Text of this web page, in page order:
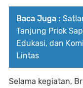
Baca Juga :
Tanjung Priok
Edukasi, dan
Lintas
Selama kegiatan,